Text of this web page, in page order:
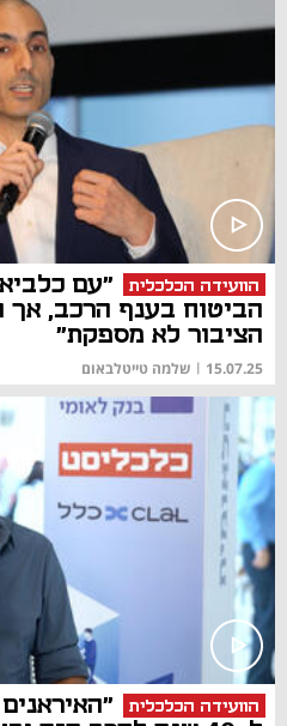
הוועידה הכלכלית
"עם
הביטוח בענף הרכב, אך
הציבור לא מספקת"
15.07.25
| שלמה טייטלבאום
הוועידה הכלכלית